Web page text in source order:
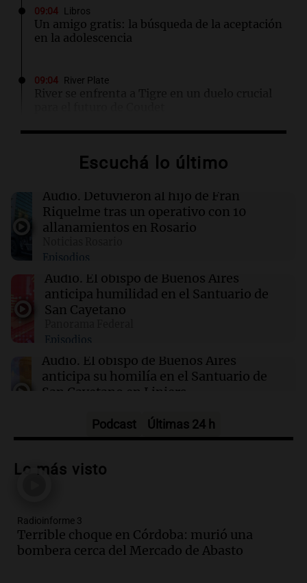
09:04 Libros
Un amigo gratis: la búsqueda de la aceptación
en la adolescencia
09:04 River Plate
River se enfrenta a Tigre en un duelo crucial
El llanto de los muertos: un misterio que
09:03 Libros
Un hombre de honor: entre el amor y la
Radioinforme 3
Aerolíneas Argentinas cerró 2025 con
superávit y pagará Ganancias por primera vez
Escuchá lo último
Audio. Detuvieron al hijo de Fran
Riquelme tras un operativo con 10
allanamientos en Rosario
Episodios
Audio. El obispo de Buenos Aires
anticipa humilidad en el Santuario de
San Cayetano
Episodios
Audio. El obispo de Buenos Aires
anticipa su homilía en el Santuario de
San Cayetano en Liniers
Audio.Prisión preventiva para
en Santa Lucía, Tucumán
Audio.Aumento de tarifas de luz en
Tucumán afecta a hogares con subas de
hasta el 38% en agosto
Podcast Últimas 24 h
Lo más visto
Radioinforme 3
Terrible choque en Córdoba: murió una
bombera cerca del Mercado de Abasto